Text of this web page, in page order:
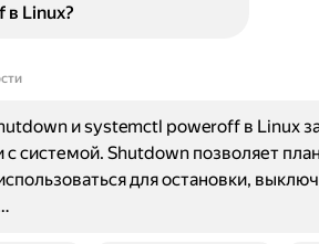
Linux?
и systemctl poweroff в Linux
системой. Shutdown позволяет
для остановки,